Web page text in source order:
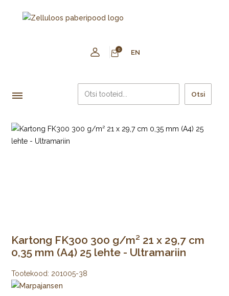
0 EN
Otsi
Kartong FK300 300 g/m² 21 x 29,7 cm
0,35 mm (A4) 25 lehte - Ultramariin
Tootekood: 201005-38